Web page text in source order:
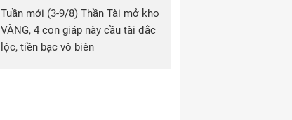
Tuần mới (3-9/8) Thần Tài mở kho
VÀNG, 4 con giáp này cầu tài đắc
lộc, tiền bạc vô biên